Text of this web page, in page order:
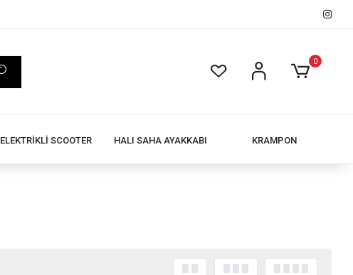
0
ELEKTRİKLİ SCOOTER HALI SAHA AYAKKABI KRAMPON